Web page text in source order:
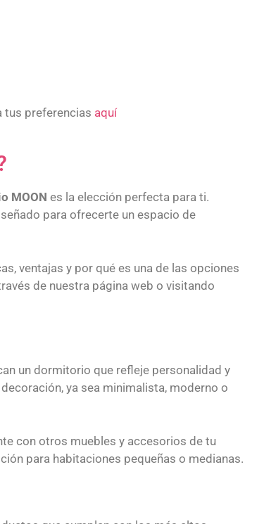
tus preferencias aquí
MOON es la elección perfecta para ti.
para ofrecerte un espacio de
ventajas y por qué es una de las opciones
de nuestra página web o visitando
un dormitorio que refleje personalidad y
ya sea minimalista, moderno o
con otros muebles y accesorios de tu
para habitaciones pequeñas o medianas.